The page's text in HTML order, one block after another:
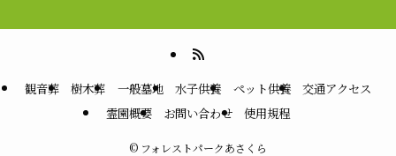
観音葬 樹木葬 一般墓地 水子供養 ペット供養
交通アクセス
霊園概要
お問い合わせ 使用規程
© フォレストパークあさくら